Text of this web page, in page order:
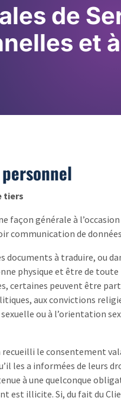
de
et
tiers
façon générale à
communication de
documents à traduire, ou
physique et être de
certaines peuvent être
aux convictions
ou à l’orientation
le consentement
les a informées de leurs
à une quelconque
est illicite. Si, du fait du